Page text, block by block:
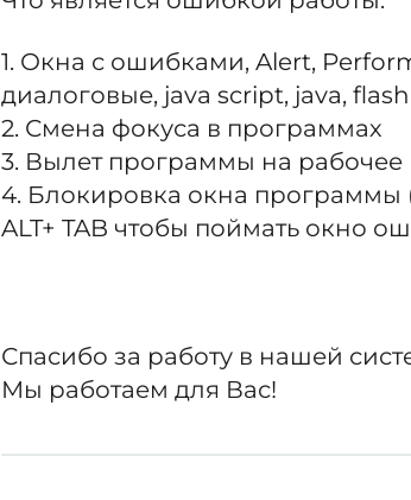
1. Окна с ошибками, Alert,
диалоговые, java script, java,
2. Смена фокуса в программах
3. Вылет программы на рабочее
4. Блокировка окна программы
ALT+ TAB чтобы поймать окно
Спасибо за работу в нашей
Мы работаем для Вас!